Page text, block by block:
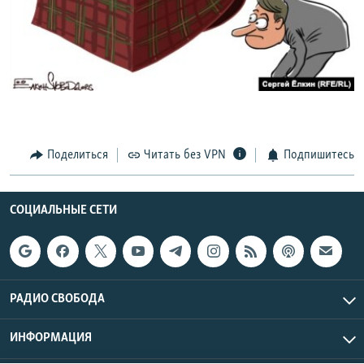
РАСПИСАНИЕ ВЕЩАНИЯ
ПОДПИШИТЕСЬ НА РАССЫЛКУ
СОЦИАЛЬНЫЕ СЕТИ
Поделиться Читать без VPN Подпишитесь
СОЦИАЛЬНЫЕ СЕТИ
РАДИО СВОБОДА
ИНФОРМАЦИЯ